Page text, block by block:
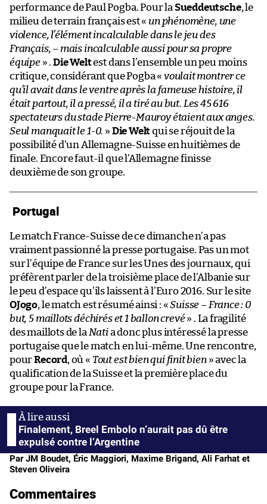
performance de Paul Pogba. Pour laSueddeutsche, le
milieu de terrain français est «un phénomène, une
violence, l’élément incalculable dans le jeu des
Français, – mais incalculable aussi pour sa propre
équipe» .Die Weltest dans l’ensemble un peu moins
critique, considérant que Pogba « voulait montrer ce
qu’il avait dans le ventre après la fameuse histoire, il
était partout, il a pressé, il a tiré au but. Les 45 616
spectateurs du stade Pierre-Mauroy étaient aux anges.
Seul manquait le 1-0. » Die Weltqui se réjouit de la
possibilité d’un Allemagne-Suisse en huitièmes de
finale. Encore faut-il que l’Allemagne finisse
deuxième de son groupe.
Portugal
Le match France-Suisse de ce dimanche n’a pas
vraiment passionné la presse portugaise. Pas un mot
sur l’équipe de France sur les Unes des journaux, qui
préfèrent parler de la troisième place de l’Albanie sur
le peu d’espace qu’ils laissent à l’Euro 2016. Sur le site
OJogo, le match est résumé ainsi : «Suisse – France : 0
but, 5 maillots déchirés et 1 ballon crevé» . La fragilité
des maillots de laNatia donc plus intéressé la presse
portugaise que le match en lui-même. Une rencontre,
pourRecord, où « Tout est bien qui finit bien» avec la
qualification de la Suisse et la première place du
groupe pour la France.
Finalement, Breel Embolo n’aurait pas dû être
expulsé contre l’Argentine
Par JM Boudet, Éric Maggiori, Maxime Brigand, Ali Farhat et
Steven Oliveira
Commentaires